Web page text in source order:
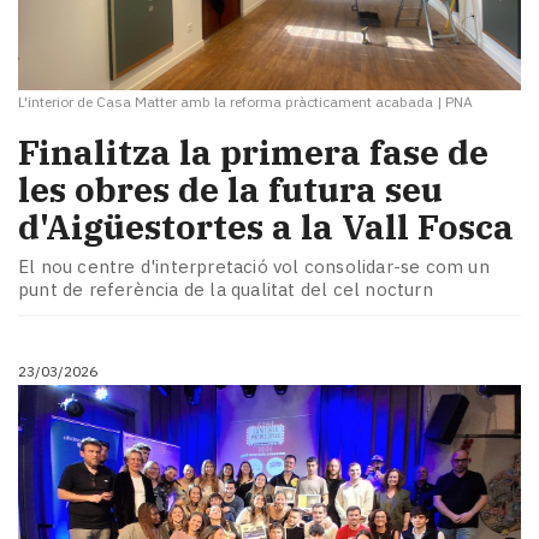
L'interior de Casa Matter amb la reforma pràcticament acabada | PNA
​Finalitza la primera fase de
les obres de la futura seu
d'Aigüestortes a la Vall Fosca
El nou centre d'interpretació vol consolidar-se com un
punt de referència de la qualitat del cel nocturn
23/03/2026